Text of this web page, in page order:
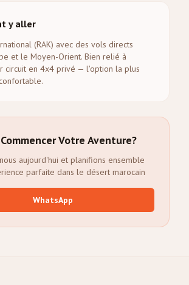
y aller
(RAK) avec des vols directs
et le Moyen-Orient. Bien relié à
circuit en 4x4 privé — l'option la plus
Votre Aventure?
aujourd'hui et planifions ensemble
parfaite dans le désert marocain
WhatsApp